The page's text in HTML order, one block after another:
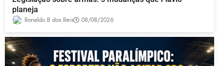
planeja
Ronaldo B dos Reis 08/08/2026